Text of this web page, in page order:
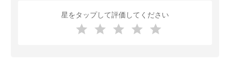
星をタップして評価してください